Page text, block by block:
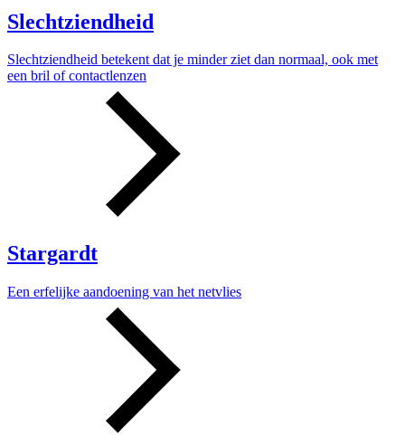
Slechtziendheid
Slechtziendheid betekent dat je minder ziet dan normaal, ook met
een bril of contactlenzen
Stargardt
Een erfelijke aandoening van het netvlies